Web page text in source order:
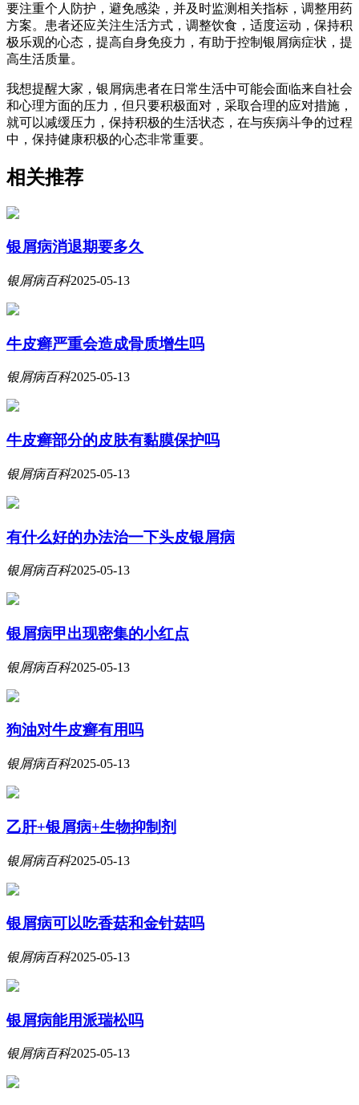
要注重个人防护，避免感染，并及时监测相关指标，调整用药
方案。患者还应关注生活方式，调整饮食，适度运动，保持积
极乐观的心态，提高自身免疫力，有助于控制银屑病症状，提
高生活质量。
我想提醒大家，银屑病患者在日常生活中可能会面临来自社会
和心理方面的压力，但只要积极面对，采取合理的应对措施，
就可以减缓压力，保持积极的生活状态，在与疾病斗争的过程
中，保持健康积极的心态非常重要。
相关推荐
银屑病消退期要多久
银屑病百科2025-05-13
牛皮癣严重会造成骨质增生吗
银屑病百科2025-05-13
牛皮癣部分的皮肤有黏膜保护吗
银屑病百科2025-05-13
有什么好的办法治一下头皮银屑病
银屑病百科2025-05-13
银屑病甲出现密集的小红点
银屑病百科2025-05-13
狗油对牛皮癣有用吗
银屑病百科2025-05-13
乙肝+银屑病+生物抑制剂
银屑病百科2025-05-13
银屑病可以吃香菇和金针菇吗
银屑病百科2025-05-13
银屑病能用派瑞松吗
银屑病百科2025-05-13